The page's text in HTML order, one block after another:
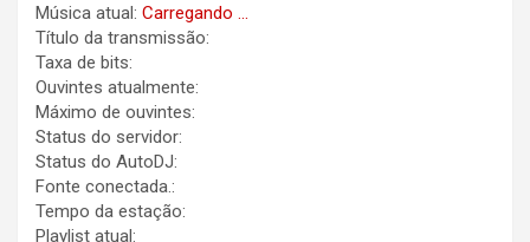
Música atual: Carregando ...
Título da transmissão:
Taxa de bits:
Ouvintes atualmente:
Máximo de ouvintes:
Status do servidor:
Status do AutoDJ:
Fonte conectada.:
Tempo da estação:
Playlist atual: